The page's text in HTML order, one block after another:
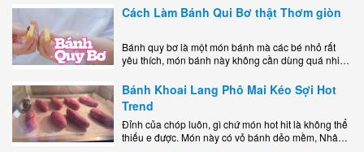
lớp..
Cách Làm Bánh Qui Bơ thật Thơm giòn
Bánh quy bơ là một món bánh mà các bé nhỏ rất
yêu thích, món bánh này không cần dùng quá nhiều
Bánh Khoai Lang Phô Mai Kéo Sợi Hot
Trend
Đỉnh của chóp luôn, gì chứ món hot hit là không thể
thiếu e được. Món này có vỏ bánh dẻo mềm, Nhân